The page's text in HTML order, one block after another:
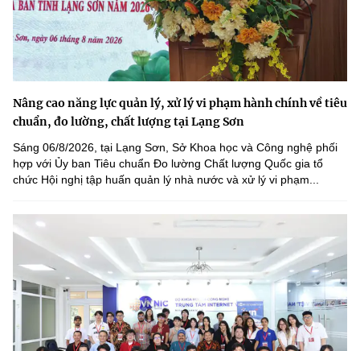
Nâng cao năng lực quản lý, xử lý vi phạm hành chính về tiêu
chuẩn, đo lường, chất lượng tại Lạng Sơn
Sáng 06/8/2026, tại Lạng Sơn, Sở Khoa học và Công nghệ phối
hợp với Ủy ban Tiêu chuẩn Đo lường Chất lượng Quốc gia tổ
chức Hội nghị tập huấn quản lý nhà nước và xử lý vi phạm...